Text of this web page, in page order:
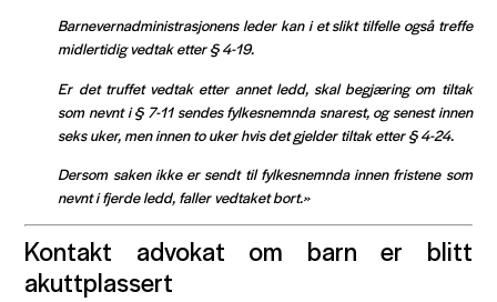
Barnevernadministrasjonens leder kan i et slikt tilfelle også treffe
midlertidig vedtak etter § 4-19.
Er det truffet vedtak etter annet ledd, skal begjæring om tiltak
som nevnt i § 7-11 sendes fylkesnemnda snarest, og senest innen
seks uker, men innen to uker hvis det gjelder tiltak etter § 4-24.
Dersom saken ikke er sendt til fylkesnemnda innen fristene som
nevnt i fjerde ledd, faller vedtaket bort.»
Kontakt advokat om barn er blitt
akuttplassert